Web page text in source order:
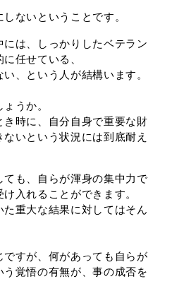
ないということです。
は、しっかりしたベテラン
任せている、
、という人が結構います。
うか。
時に、自分自身で重要な財
いという状況には到底耐え
も、自らが渾身の集中力で
入れることができます。
重大な結果に対してはそん
すが、何があっても自らが
覚悟の有無が、事の成否を